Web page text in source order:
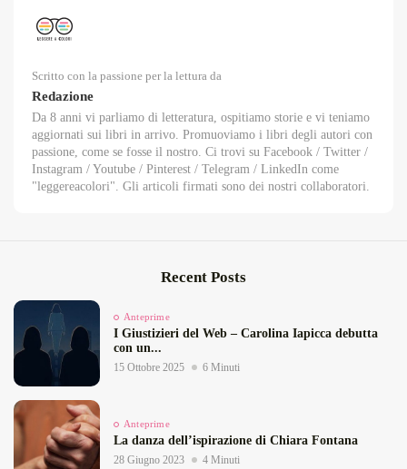
Scritto con la passione per la lettura da
Redazione
Da 8 anni vi parliamo di letteratura, ospitiamo storie e vi teniamo
aggiornati sui libri in arrivo. Promuoviamo i libri degli autori con
passione, come se fosse il nostro. Ci trovi su Facebook / Twitter /
Instagram / Youtube / Pinterest / Telegram / LinkedIn come
"leggereacolori". Gli articoli firmati sono dei nostri collaboratori.
Recent Posts
Anteprime
I Giustizieri del Web – Carolina Iapicca debutta
con un...
15 Ottobre 2025 6 Minuti
Anteprime
La danza dell’ispirazione di Chiara Fontana
28 Giugno 2023 4 Minuti